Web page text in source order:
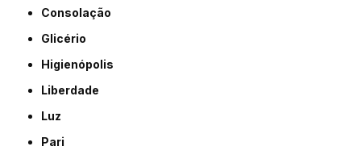
Consolação
Glicério
Higienópolis
Liberdade
Luz
Pari